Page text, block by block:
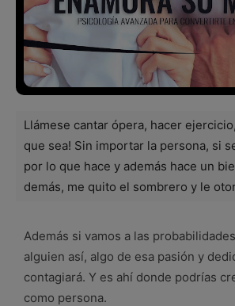
Llámese cantar ópera, hacer
que sea! Sin importar la persona, si
por lo que hace y además hace un
demás, me quito el sombrero y le
Además si vamos a las
alguien así, algo de esa pasión y
contagiará. Y es ahí donde podrías
como persona.